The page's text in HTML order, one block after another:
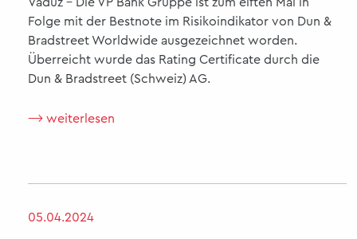
Vaduz - Die VP Bank Gruppe ist zum elften Mal in
Folge mit der Bestnote im Risikoindikator von Dun &
Bradstreet Worldwide ausgezeichnet worden.
Überreicht wurde das Rating Certificate durch die
Dun & Bradstreet (Schweiz) AG.
⟶ weiterlesen
05.04.2024